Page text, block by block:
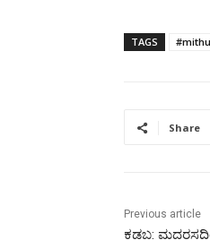
TAGS
Share
Previous article
ಕಡಬ: